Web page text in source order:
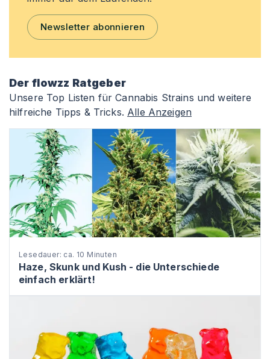
Newsletter abonnieren
Der flowzz Ratgeber
Unsere Top Listen für Cannabis Strains und weitere
hilfreiche Tipps & Tricks. Alle Anzeigen
Lesedauer: ca. 10 Minuten
Haze, Skunk und Kush - die Unterschiede
einfach erklärt!